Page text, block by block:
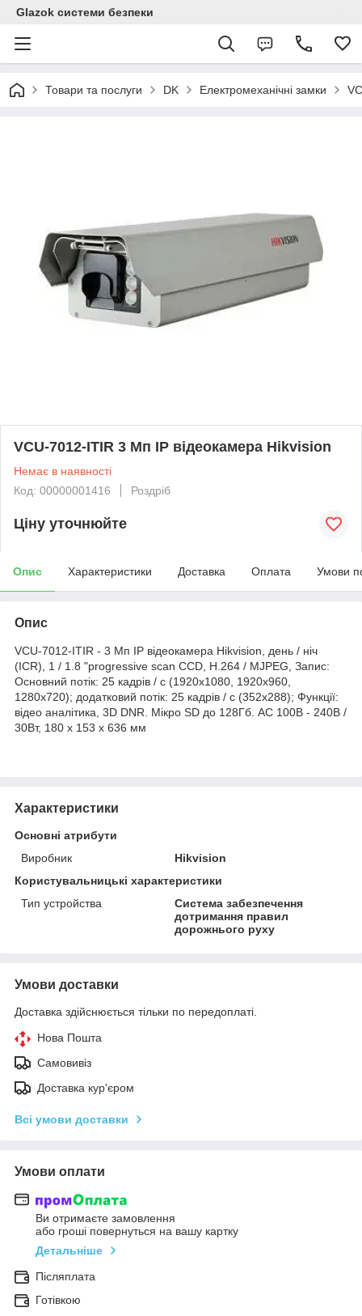
Glazok системи безпеки
Товари та послуги DK Електромеханічні замки
VCU-7012-ITIR 3 Мп IP відеокамера Hikvision
Немає в наявності
Код: 00000001416
Роздріб
Ціну уточнюйте
Опис Характеристики Доставка Оплата Умови
Опис
VCU-7012-ITIR - 3 Мп IP відеокамера Hikvision, день / ніч
(ICR), 1 / 1.8 "progressive scan CCD, H.264 / MJPEG, Запис:
Основний потік: 25 кадрів / с (1920х1080, 1920х960,
1280x720); додатковий потік: 25 кадрів / с (352x288); Функції:
відео аналітика, 3D DNR. Мікро SD до 128Гб. AC 100В - 240В /
30Вт, 180 х 153 х 636 мм
Характеристики
Основні атрибути
Виробник
Hikvision
Користувальницькі характеристики
Тип устройства
Система забезпечення
дотримання правил
дорожнього руху
Умови доставки
Доставка здійснюється тільки по передоплаті.
Нова Пошта
Самовивіз
Доставка кур'єром
Всі умови доставки
Умови оплати
Ви отримаєте замовлення
або гроші повернуться на вашу картку
Детальніше
Післяплата
Готівкою